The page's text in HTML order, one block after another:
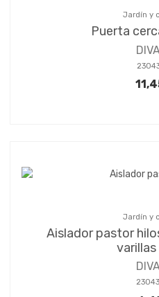
Jardín y
Puerta
Jardín y
Aislador pastor